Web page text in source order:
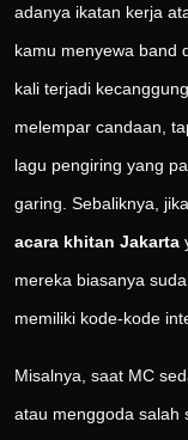
adanya ikatan kerja
kamu menyewa band
kali terjadi
melempar candaan,
lagu pengiring yang
garing. Sebaliknya,
acara khitan Jakarta
mereka biasanya
memiliki kode-kode
Misalnya, saat MC
atau menggoda salah